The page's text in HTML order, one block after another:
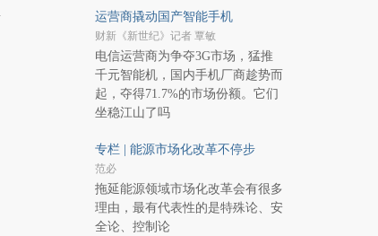
运营商撬动国产智能手机
财新《新世纪》记者 覃敏
电信运营商为争夺3G市场，猛推
千元智能机，国内手机厂商趁势而
起，夺得71.7%的市场份额。它们
坐稳江山了吗
专栏 | 能源市场化改革不停步
范必
拖延能源领域市场化改革会有很多
理由，最有代表性的是特殊论、安
全论、控制论